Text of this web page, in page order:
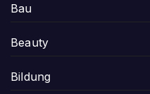
Bau
Beauty
Bildung